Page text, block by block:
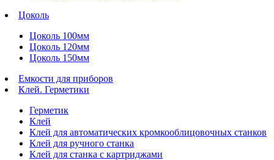
Цоколь
Цоколь 100мм
Цоколь 120мм
Цоколь 150мм
Емкости для приборов
Клей. Герметики
Герметик
Клей
Клей для автоматических кромкооблицовочных станков
Клей для ручного станка
Клей для станка с картриджами